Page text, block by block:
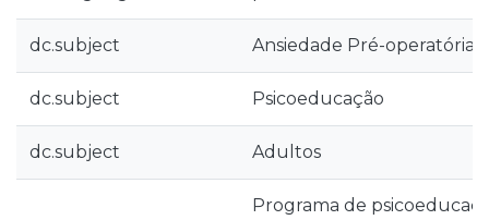
dc.subject Ansiedade Pré-operatória
dc.subject Psicoeducação
dc.subject Adultos
Programa de